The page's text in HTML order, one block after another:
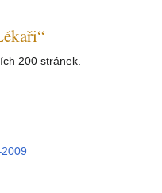
200 stránek.